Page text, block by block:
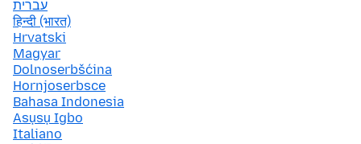
עברית
हिन्दी (भारत)
Hrvatski
Magyar
Dolnoserbšćina
Hornjoserbsce
Bahasa Indonesia
Asụsụ Igbo
Italiano